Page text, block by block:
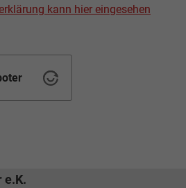
kann hier eingesehen
e.K.